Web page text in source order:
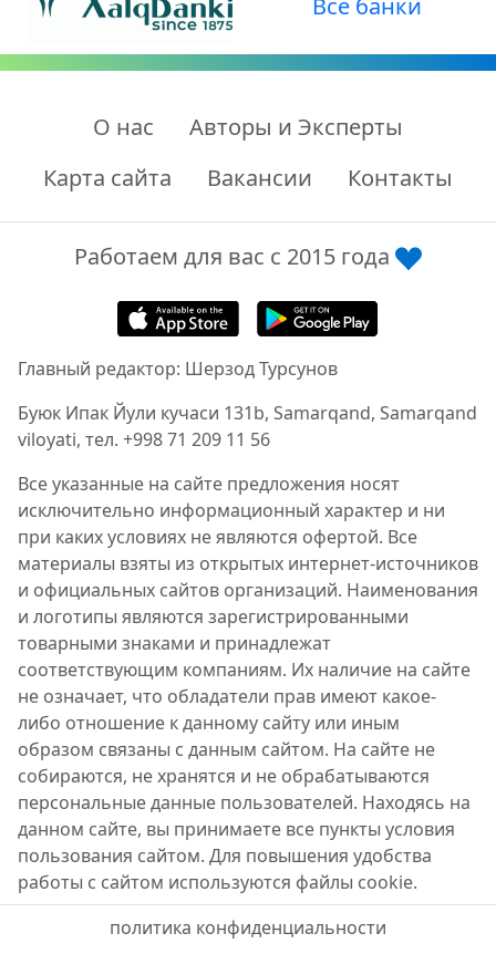
О нас
Авторы и Эксперты
Карта сайта
Вакансии Контакты
Работаем для вас с 2015 года
Главный редактор: Шерзод Турсунов
Буюк Ипак Йули кучаси 131b, Samarqand, Samarqand
viloyati, тел. +998 71 209 11 56
Все указанные на сайте предложения носят
исключительно информационный характер и ни
при каких условиях не являются офертой. Все
материалы взяты из открытых интернет-источников
и официальных сайтов организаций. Наименования
и логотипы являются зарегистрированными
товарными знаками и принадлежат
соответствующим компаниям. Их наличие на сайте
не означает, что обладатели прав имеют какое-
либо отношение к данному сайту или иным
образом связаны с данным сайтом. На сайте не
собираются, не хранятся и не обрабатываются
персональные данные пользователей. Находясь на
данном сайте, вы принимаете все пункты условия
пользования сайтом. Для повышения удобства
работы с сайтом используются файлы cookie.
политика конфиденциальности